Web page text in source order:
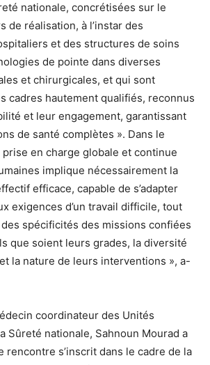
nationale, concrétisées sur le
de réalisation, à l’instar des
et des structures de soins
de pointe dans diverses
et chirurgicales, et qui sont
cadres hautement qualifiés, reconnus
et leur engagement, garantissant
de santé complètes ». Dans le
prise en charge globale et continue
implique nécessairement la
efficace, capable de s’adapter
exigences d’un travail difficile, tout
spécificités des missions confiées
que soient leurs grades, la diversité
la nature de leurs interventions », a-
coordinateur des Unités
Sûreté nationale, Sahnoun Mourad a
rencontre s’inscrit dans le cadre de la